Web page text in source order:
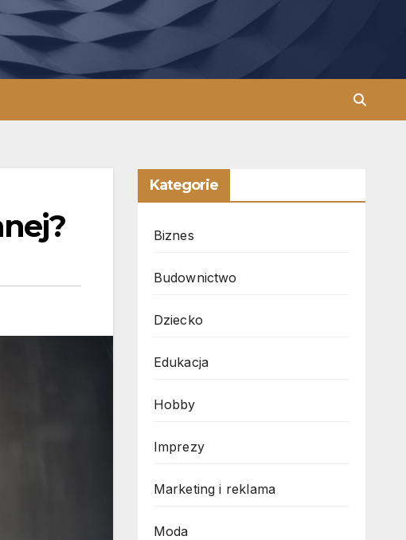
Kategorie
Biznes
Budownictwo
Dziecko
Edukacja
Hobby
Imprezy
Marketing i reklama
Moda